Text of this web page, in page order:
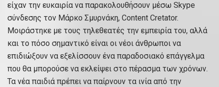
είχαν την ευκαιρία να παρακολουθήσουν μέσω Skype
σύνδεσης τον Μάρκο Σμυρνάκη, Content Cretator.
Mοιράστηκε με τους τηλεθεατές την εμπειρία του, αλλά
και το πόσο σημαντικό είναι οι νέοι άνθρωποι να
επιδιώξουν να εξελίσσουν ένα παραδοσιακό επάγγελμα
που θα μπορούσε να εκλείψει στο πέρασμα των χρόνων.
Τα νέα παιδιά πρέπει να παίρνουν τα ινία από την